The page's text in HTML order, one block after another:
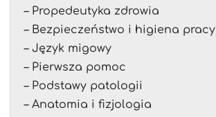
– Propedeutyka zdrowia
– Bezpieczeństwo i higiena pracy
– Język migowy
– Pierwsza pomoc
– Podstawy patologii
– Anatomia i fizjologia